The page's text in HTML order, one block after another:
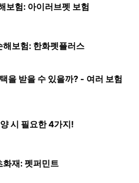
보험: 아이러브펫 보험
보험: 한화펫플러스
을 받을 수 있을까? - 여러 보험
시 필요한 4가지!
재: 펫퍼민트